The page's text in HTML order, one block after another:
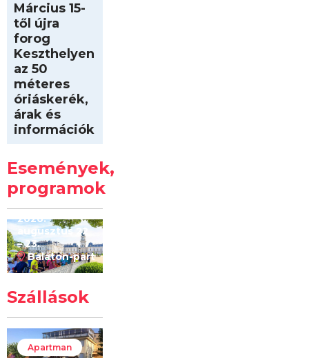
Március 15-
től újra
forog
Keszthelyen
az 50
méteres
óriáskerék,
árak és
információk
Események,
programok
Kilóméterek
2026
2026.
augusztus 22
– 23.
Balaton-part
Szállások
Apartman